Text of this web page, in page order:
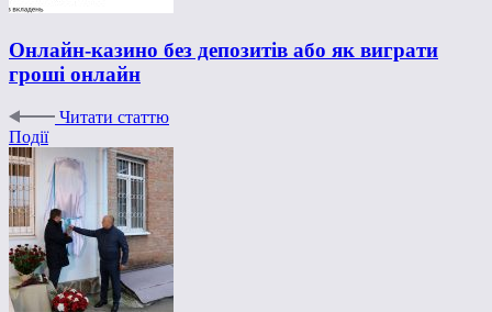
Онлайн-казино без депозитів або як виграти
гроші онлайн
Читати статтю
Події